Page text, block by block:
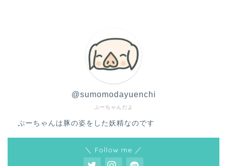
ぷーちゃんだよ
@sumomodayuenchi
ぷーちゃんは豚の姿をした妖精なのです
＼ Follow me ／